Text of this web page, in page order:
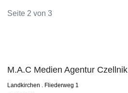
Seite 2 von 3
M.A.C Medien Agentur Czellnik
Landkirchen . Fliederweg 1